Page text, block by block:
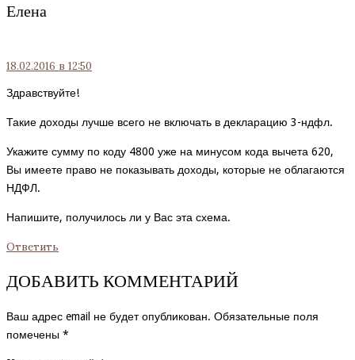
Елена
18.02.2016 в 12:50
Здравствуйте!
Такие доходы лучше всего не включать в декларацию 3-ндфл.
Укажите сумму по коду 4800 уже на минусом кода вычета 620,
Вы имеете право не показывать доходы, которые не облагаются
НДФЛ.
Напишите, получилось ли у Вас эта схема.
Ответить
ДОБАВИТЬ КОММЕНТАРИЙ
Ваш адрес email не будет опубликован. Обязательные поля
помечены *